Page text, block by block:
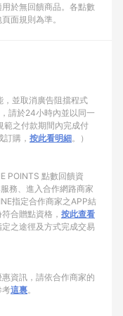
於無回饋商品。各點數
面規則為準。
並取消廣告阻擋程式
請於24小時內並以同一
範之付款期間內完成付
購， 按此看明細。）
POINTS 點數回饋資
務、進入合作網路商家
指定合作商家之APP結
合贈點資格， 按此查看
之途徑及方式完成交易
資訊，請依合作商家的
考這裏。